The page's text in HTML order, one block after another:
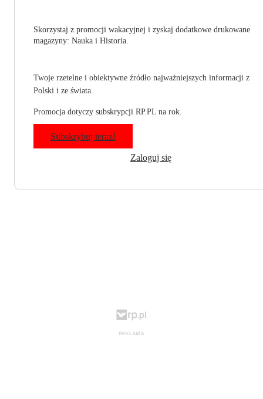
Skorzystaj z promocji wakacyjnej i zyskaj dodatkowe drukowane
magazyny: Nauka i Historia.
Twoje rzetelne i obiektywne źródło najważniejszych informacji z
Polski i ze świata.
Promocja dotyczy subskrypcji RP.PL na rok.
Subskrybuj teraz!
Zaloguj się